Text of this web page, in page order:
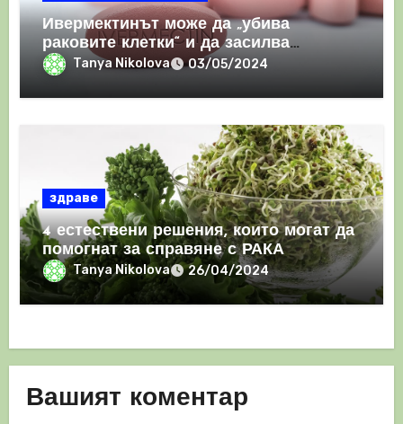
Ивермектинът може да „убива
раковите клетки“ и да засилва
имунния отговор
Tanya Nikolova 03/05/2024
здраве
4 естествени решения, които могат да
помогнат за справяне с РАКА
Tanya Nikolova 26/04/2024
Вашият коментар